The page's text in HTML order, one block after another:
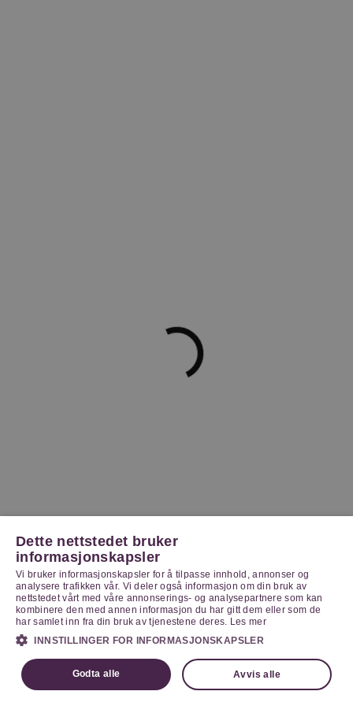
Dette nettstedet bruker
informasjonskapsler
Vi bruker informasjonskapsler for å tilpasse innhold, annonser og
analysere trafikken vår. Vi deler også informasjon om din bruk av
nettstedet vårt med våre annonserings- og analysepartnere som kan
kombinere den med annen informasjon du har gitt dem eller som de
har samlet inn fra din bruk av tjenestene deres. Les mer
INNSTILLINGER FOR INFORMASJONSKAPSLER
Godta alle Avvis alle